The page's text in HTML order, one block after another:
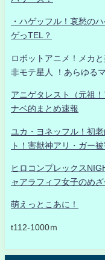
・ハゲッフル！哀愁の
ゲっTEL？
ロボットアニメ！メカ
非モテ星人 ！あらゆる
アニゲタレスト（元祖
ナベ的まとめ速報
ユカ・ヨネッフル！初
ト！害獣神アリ・ガー
ヒロコンプレックス
ャアラフィフ女子のめ
萌えっとこあに！
t112-1000ｍ